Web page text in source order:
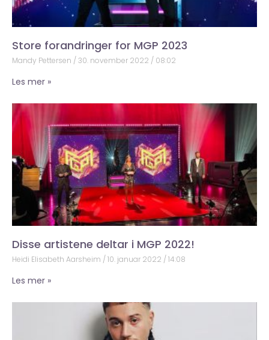
Store forandringer for MGP 2023
Mandy Pettersen 30. november 2022 08:02
Les mer »
Disse artistene deltar i MGP 2022!
Heidi Elisabeth Aarsheim 10. januar 2022 14:08
Les mer »